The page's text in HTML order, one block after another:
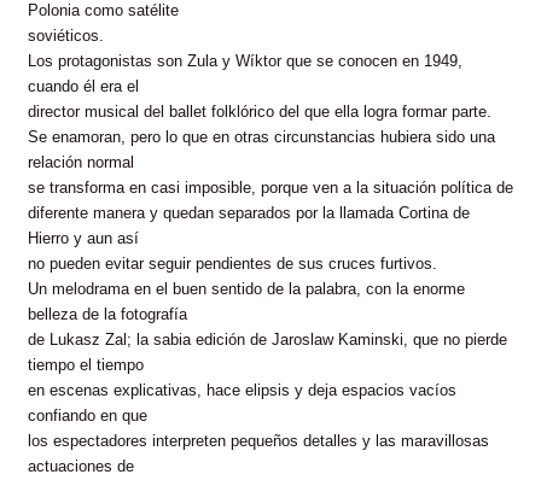
Polonia como satélite
soviéticos.
Los protagonistas son Zula y Wíktor que se conocen en 1949,
cuando él era el
director musical del ballet folklórico del que ella logra formar parte.
Se enamoran, pero lo que en otras circunstancias hubiera sido una
relación normal
se transforma en casi imposible, porque ven a la situación política de
diferente manera y quedan separados por la llamada Cortina de
Hierro y aun así
no pueden evitar seguir pendientes de sus cruces furtivos.
Un melodrama en el buen sentido de la palabra, con la enorme
belleza de la fotografía
de Lukasz Zal; la sabia edición de Jaroslaw Kaminski, que no pierde
tiempo el tiempo
en escenas explicativas, hace elipsis y deja espacios vacíos
confiando en que
los espectadores interpreten pequeños detalles y las maravillosas
actuaciones de